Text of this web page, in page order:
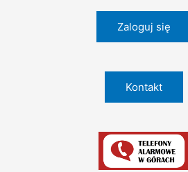
Zaloguj się
Kontakt